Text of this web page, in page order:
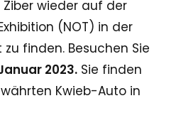
wieder auf der
(NOT) in der
finden. Besuchen Sie
2023. Sie finden
Kwieb-Auto in